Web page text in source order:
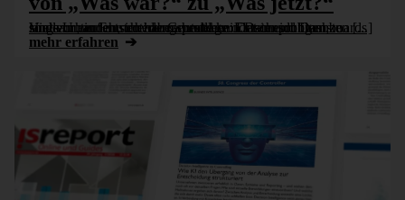
Viele Unternehmen haben heute kein Datenproblem, sondern ein Entscheidungsproblem: Daten und Dashboards sind vorhanden, trotzdem entstehen Entscheidungen zu langsam, auf unsicherer Grundlage oder im schlimmsten [...]
mehr erfahren